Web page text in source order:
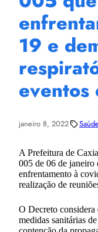
19 e
eventos
janeiro 8, 2022 Saúde
A Prefeitura de
005 de 06 de janeiro
enfrentamento à
realização de
O Decreto considera
medidas sanitárias